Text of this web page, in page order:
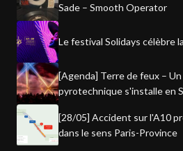
Sade – Smooth Operator
Le festival Solidays célèbre
[Agenda] Terre de feux –
pyrotechnique s'installe en
[28/05] Accident sur l'A10
dans le sens Paris-Province